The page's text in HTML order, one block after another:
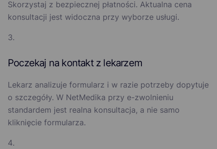
Skorzystaj z bezpiecznej płatności. Aktualna cena
konsultacji jest widoczna przy wyborze usługi.
Poczekaj na kontakt z lekarzem
Lekarz analizuje formularz i w razie potrzeby dopytuje
o szczegóły. W NetMedika przy e-zwolnieniu
standardem jest realna konsultacja, a nie samo
kliknięcie formularza.